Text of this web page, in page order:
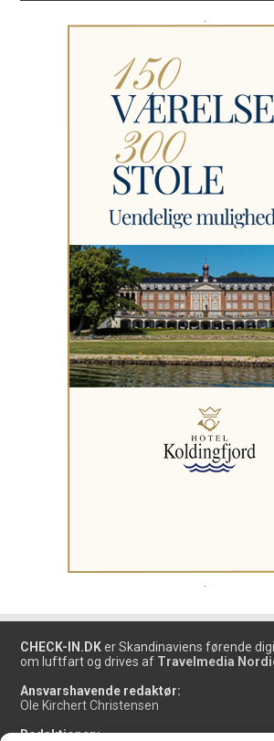
CHECK-IN.DK er Skandinaviens førende
om luftfart og drives af Travelmedia
Ansvarshavende redaktør:
Ole Kirchert Christensen
Redaktionen: